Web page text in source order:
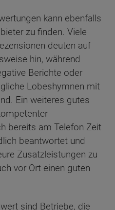
kann ebenfalls
zu finden. Viele
deuten auf
hin, während
Berichte oder
Lobeshymnen mit
Ein weiteres gutes
bereits am Telefon Zeit
beantwortet und
Zusatzleistungen zu
vor Ort einen guten
sind Betriebe, die